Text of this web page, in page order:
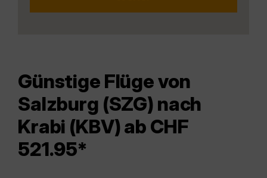
Günstige Flüge von
Salzburg (SZG) nach
Krabi (KBV) ab CHF
521.95*